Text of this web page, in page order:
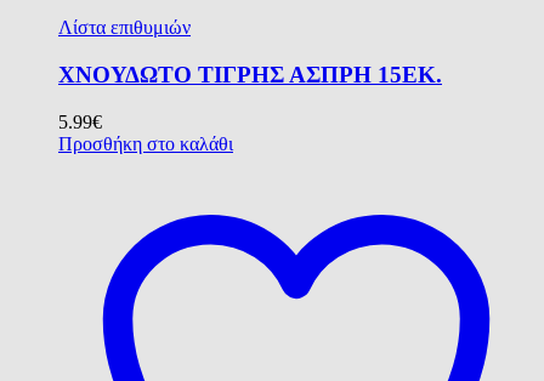
Λίστα επιθυμιών
ΧΝΟΥΔΩΤΟ ΤΙΓΡΗΣ ΑΣΠΡΗ 15ΕΚ.
5.99€
Προσθήκη στο καλάθι